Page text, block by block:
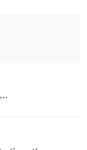
0york3~18.04
500
ubuntu
ubuntu
noch immer